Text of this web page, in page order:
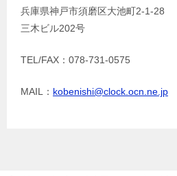
兵庫県神戸市須磨区大池町2-1-28
三木ビル202号
TEL/FAX：078-731-0575
MAIL： kobenishi@clock.ocn.ne.jp